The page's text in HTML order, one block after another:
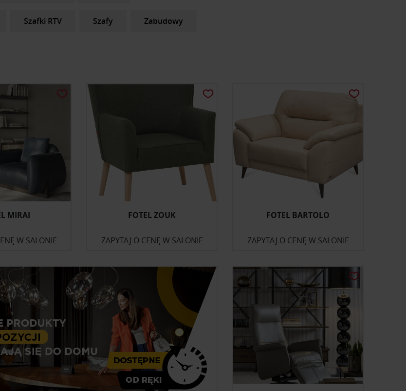
Szafki RTV Szafy Zabudowy
MIRAI
W SALONIE
FOTEL ZOUK
ZAPYTAJ O CENĘ W SALONIE
FOTEL BARTOLO
ZAPYTAJ O CENĘ W SALONIE